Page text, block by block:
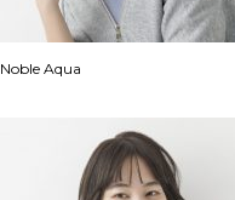
Noble Aqua